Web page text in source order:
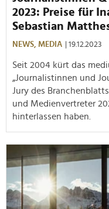
2023: Preise für
Sebastian
NEWS, MEDIA | 19.12.2023
Seit 2004 kürt das
„Journalistinnen und
Jury des
und Medienvertreter
hinterlassen haben.